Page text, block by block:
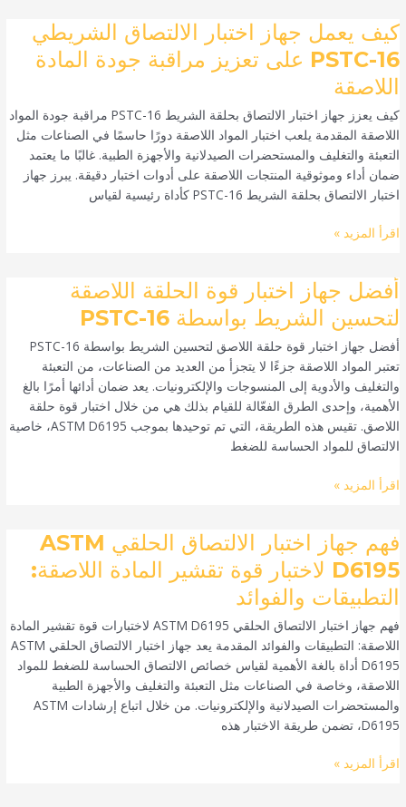
كيف يعمل جهاز اختبار الالتصاق الشريطي
PSTC-16 على تعزيز مراقبة جودة المادة
اللاصقة
كيف يعزز جهاز اختبار الالتصاق بحلقة الشريط PSTC-16 مراقبة جودة المواد
اللاصقة المقدمة يلعب اختبار المواد اللاصقة دورًا حاسمًا في الصناعات مثل
التعبئة والتغليف والمستحضرات الصيدلانية والأجهزة الطبية. غالبًا ما يعتمد
ضمان أداء وموثوقية المنتجات اللاصقة على أدوات اختبار دقيقة. يبرز جهاز
اختبار الالتصاق بحلقة الشريط PSTC-16 كأداة رئيسية لقياس
كيف
يعمل
جهاز
اختبار
الالتصاق
الشريطي
PSTC-
على
تعزيز
مراقبة
جودة
اللاصقة
اقرأ المزيد »
أفضل جهاز اختبار قوة الحلقة اللاصقة
لتحسين الشريط بواسطة PSTC-16
أفضل جهاز اختبار قوة حلقة اللاصق لتحسين الشريط بواسطة PSTC-16
تعتبر المواد اللاصقة جزءًا لا يتجزأ من العديد من الصناعات، من التعبئة
والتغليف والأدوية إلى المنسوجات والإلكترونيات. يعد ضمان أدائها أمرًا بالغ
الأهمية، وإحدى الطرق الفعّالة للقيام بذلك هي من خلال اختبار قوة حلقة
اللاصق. تقيس هذه الطريقة، التي تم توحيدها بموجب ASTM D6195، خاصية
الالتصاق للمواد الحساسة للضغط
أفضل
جهاز
اختبار
قوة
الحلقة
اللاصقة
لتحسين
الشريط
بواسطة
16
اقرأ المزيد »
فهم جهاز اختبار الالتصاق الحلقي ASTM
D6195 لاختبار قوة تقشير المادة اللاصقة:
التطبيقات والفوائد
فهم جهاز اختبار الالتصاق الحلقي ASTM D6195 لاختبارات قوة تقشير المادة
اللاصقة: التطبيقات والفوائد المقدمة يعد جهاز اختبار الالتصاق الحلقي ASTM
D6195 أداة بالغة الأهمية لقياس خصائص الالتصاق الحساسة للضغط للمواد
اللاصقة، وخاصة في الصناعات مثل التعبئة والتغليف والأجهزة الطبية
والمستحضرات الصيدلانية والإلكترونيات. من خلال اتباع إرشادات ASTM
D6195، تضمن طريقة الاختبار هذه
فهم
جهاز
اختبار
الالتصاق
الحلقي
ASTM
D6195
لاختبار
قوة
تقشير
اللاصقة:
التطبيقات
اقرأ المزيد »